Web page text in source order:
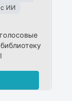
с ИИ